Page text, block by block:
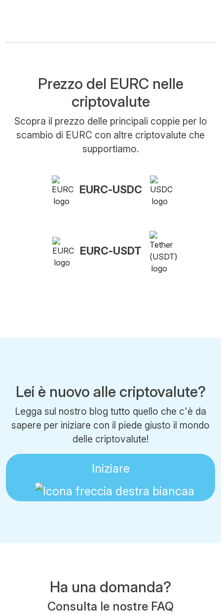
Prezzo del EURC nelle
criptovalute
Scopra il prezzo delle principali coppie per lo
scambio di EURC con altre criptovalute che
supportiamo.
EURC-USDC
EURC-USDT
Lei è nuovo alle criptovalute?
Legga sul nostro blog tutto quello che c'è da
sapere per iniziare con il piede giusto il mondo
delle criptovalute!
Iniziare
Ha una domanda?
Consulta le nostre FAQ